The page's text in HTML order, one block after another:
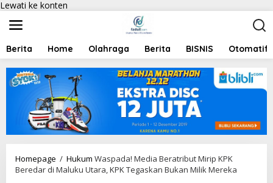
Lewati ke konten
Berita Home Olahraga Berita BISNIS Otomatif
Homepage / Hukum Waspada! Media Beratribut Mirip KPK
Beredar di Maluku Utara, KPK Tegaskan Bukan Milik Mereka